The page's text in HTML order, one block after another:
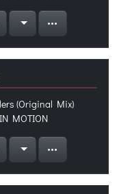
(Original Mix)
MOTION